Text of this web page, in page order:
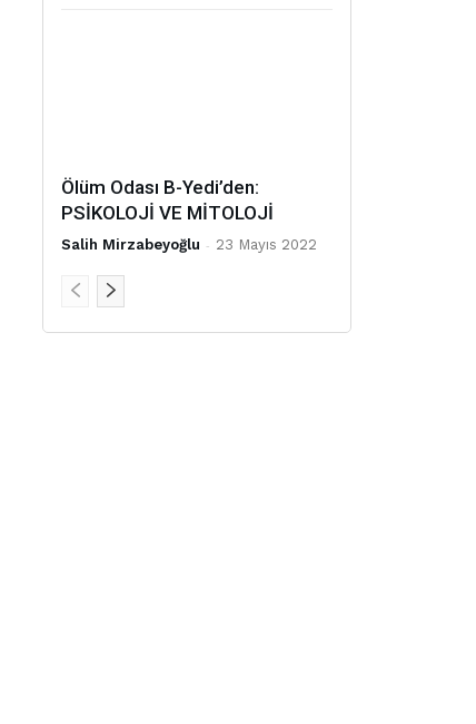
Ölüm Odası B-Yedi’den:
PSİKOLOJİ VE MİTOLOJİ
Salih Mirzabeyoğlu - 23 Mayıs 2022